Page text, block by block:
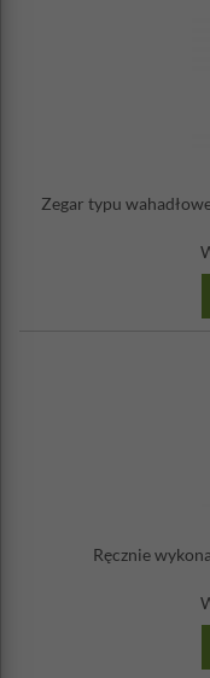
Zegar typu
Ręcznie